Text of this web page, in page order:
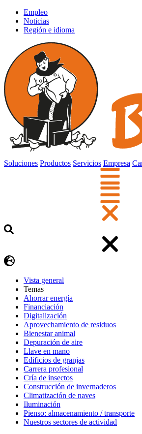
Empleo
Noticias
Región e idioma
Soluciones Productos Servicios Empresa
Vista general
Temas
Ahorrar energía
Financiación
Digitalización
Aprovechamiento de residuos
Bienestar animal
Depuración de aire
Llave en mano
Edificios de granjas
Carrera profesional
Cría de insectos
Construcción de invernaderos
Climatización de naves
Iluminación
Pienso: almacenamiento / transporte
Nuestros sectores de actividad